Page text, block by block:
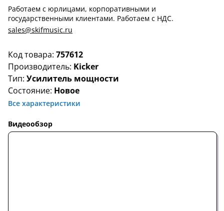
Код товара: 757612
Производитель: Kicker
Тип: Усилитель мощности
Состояние: Новое
Все характеристики
Видеообзор
Работаем с юрлицами, корпоративными и
государственными клиентами. Работаем с НДС.
sales@skifmusic.ru